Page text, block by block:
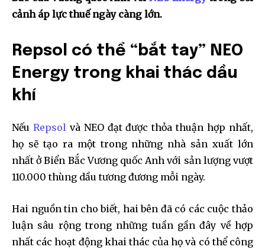
cảnh áp lực thuế ngày càng lớn.
Repsol có thể “bắt tay” NEO
Energy trong khai thác dầu
khí
Nếu Repsol và NEO đạt được thỏa thuận hợp nhất,
họ sẽ tạo ra một trong những nhà sản xuất lớn
nhất ở Biển Bắc Vương quốc Anh với sản lượng vượt
110.000 thùng dầu tương đương mỗi ngày.
Hai nguồn tin cho biết, hai bên đã có các cuộc thảo
luận sâu rộng trong những tuần gần đây về hợp
nhất các hoạt động khai thác của họ và có thể công